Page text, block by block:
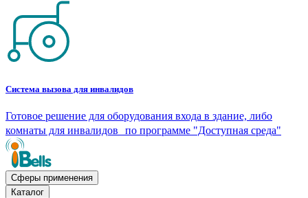
Система вызова для инвалидов
Готовое решение для оборудования входа в здание, либо
комнаты для инвалидов по программе "Доступная среда"
Сферы применения
Каталог